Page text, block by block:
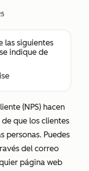
las siguientes
indique de
(NPS) hacen
que los clientes
personas. Puedes
del correo
página web